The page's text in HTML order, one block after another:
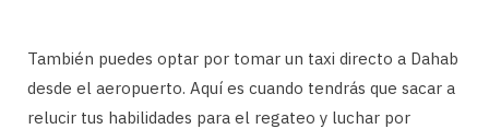
También puedes optar por tomar un taxi directo a Dahab
desde el aeropuerto. Aquí es cuando tendrás que sacar a
relucir tus habilidades para el regateo y luchar por